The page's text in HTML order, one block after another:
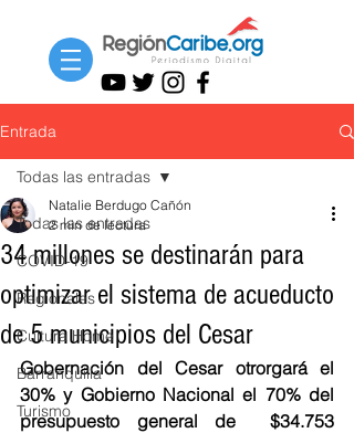
Entrada
Todas las entradas
COVID-19
Regionales
Cultura Home
Barranquilla
Turismo
Todas las entradas
34 millones se destinarán para
optimizar el sistema de acueducto
de 5 municipios del Cesar
Natalie Berdugo Cañón
2 min de lectura
Gobernación del Cesar otrorgará el
30% y Gobierno Nacional el 70% del
presupuesto general de  $34.753